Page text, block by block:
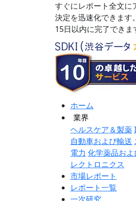
すぐにレポート全文に
決定を迅速化できます
15日以内に完了できま
ホーム
業界
ヘルスケア＆製薬
自動車および輸送
電力 化学薬品お
レクトロニクス
市場レポート
レポート一覧